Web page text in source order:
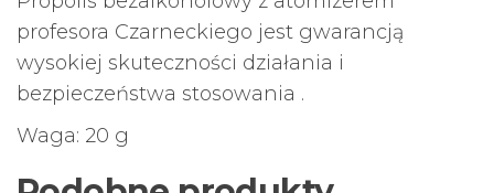
profesora Czarneckiego jest gwarancją
wysokiej skuteczności działania i
bezpieczeństwa stosowania .
Waga: 20 g